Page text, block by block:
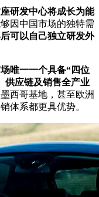
研发中心将成长为能
因中国市场的独特需
后可以自己独立研发外
唯一一个具备“四位
供应链及销售全产业
西哥基地，甚至欧洲
体系都更具优势。